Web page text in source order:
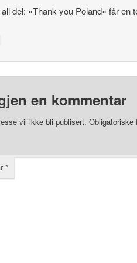
del: «Thank you Poland» får en
en kommentar
vil ikke bli publisert. Obligatoriske
*